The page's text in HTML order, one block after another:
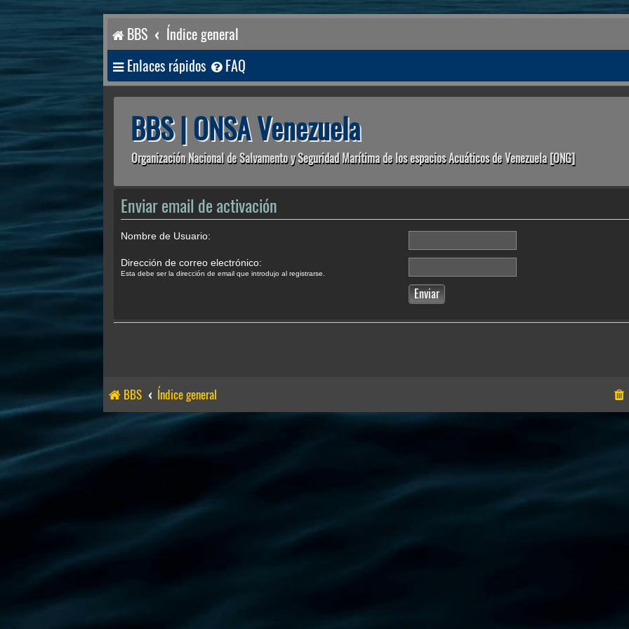
BBS Índice general
Enlaces rápidos FAQ
BBS | ONSA Venezuela
Organización Nacional de Salvamento y Seguridad Marítima de los espacios Acuáticos de Venezuela [ONG]
Enviar email de activación
Nombre de Usuario:
Dirección de correo electrónico:
Esta debe ser la dirección de email que introdujo al registrarse.
BBS Índice general